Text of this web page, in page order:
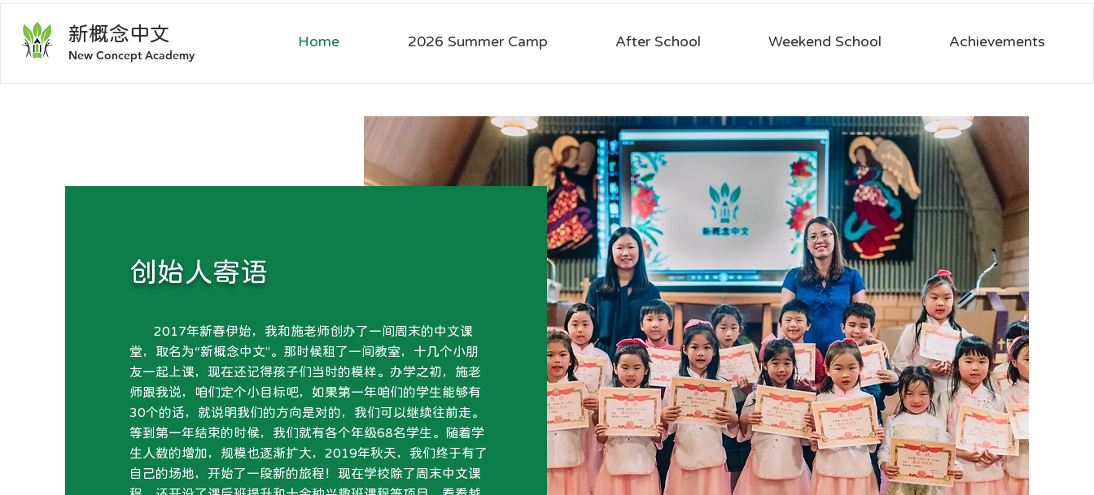
新概念中文
​New Concept Academy
Home 2026 Summer Camp After School Weekend School Achievements
创始人寄语
2017年新春伊始，我和施老师创办了一间周末的中文课
堂，取名为“新概念中文”。那时候租了一间教室，十几个小朋
友一起上课，现在还记得孩子们当时的模样。办学之初，施老
师跟我说，咱们定个小目标吧，如果第一年咱们的学生能够有
30个的话，就说明我们的方向是对的，我们可以继续往前走。
等到第一年结束的时候，我们就有各个年级68名学生。随着学
生人数的增加，规模也逐渐扩大，2019年秋天，我们终于有了
自己的场地，开始了一段新的旅程！现在学校除了周末中文课